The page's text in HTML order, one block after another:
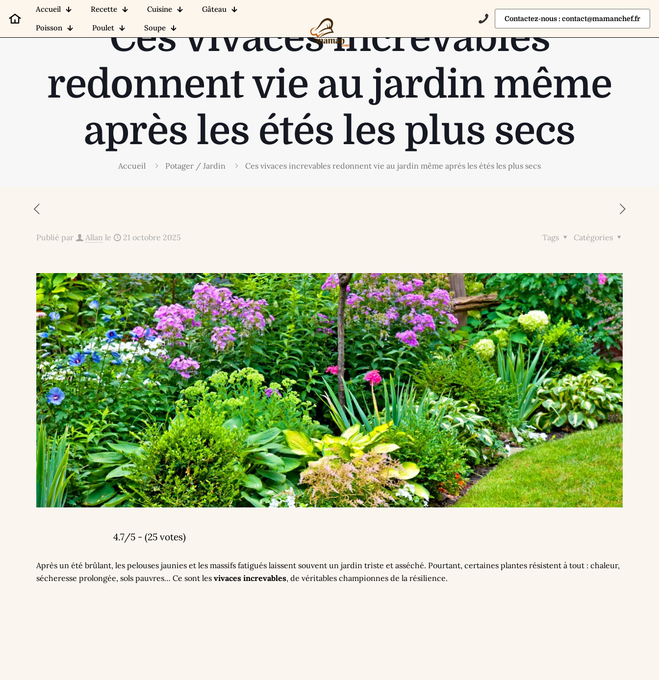
Accueil Recette Cuisine
Gâteau
Poisson
Poulet Soupe
Contactez-nous : contact@mamanchef.fr
Ces vivaces increvables
redonnent vie au jardin même
après les étés les plus secs
Accueil Potager / Jardin Ces vivaces increvables redonnent vie au jardin même après les étés les plus secs
Publié par Allan le 21 octobre 2025 Catégories
Tags
4.7/5 - (25 votes)
Après un été brûlant, les pelouses jaunies et les massifs fatigués laissent souvent un jardin triste et asséché. Pourtant, certaines plantes résistent à tout : chaleur,
sécheresse prolongée, sols pauvres… Ce sont lesvivaces increvables, de véritables championnes de la résilience.